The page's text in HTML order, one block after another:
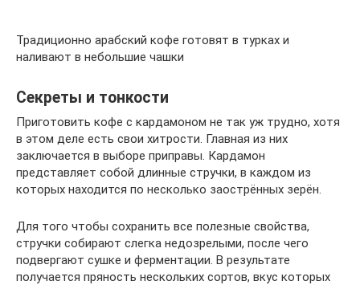
Традиционно арабский кофе готовят в турках и
наливают в небольшие чашки
Секреты и тонкости
Приготовить кофе с кардамоном не так уж трудно, хотя
в этом деле есть свои хитрости. Главная из них
заключается в выборе приправы. Кардамон
представляет собой длинные стручки, в каждом из
которых находится по несколько заострённых зерён.
Для того чтобы сохранить все полезные свойства,
стручки собирают слегка недозрелыми, после чего
подвергают сушке и ферментации. В результате
получается пряность нескольких сортов, вкус которых